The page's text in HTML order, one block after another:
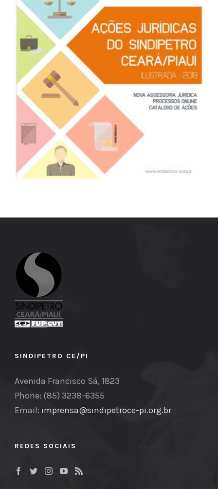
SINDIPETRO CE/PI
Avenida Francisco Sá, 1823
Phone: (85) 3238-6355
Email: imprensa@sindipetroce-pi.org.br
REDES SOCIAIS